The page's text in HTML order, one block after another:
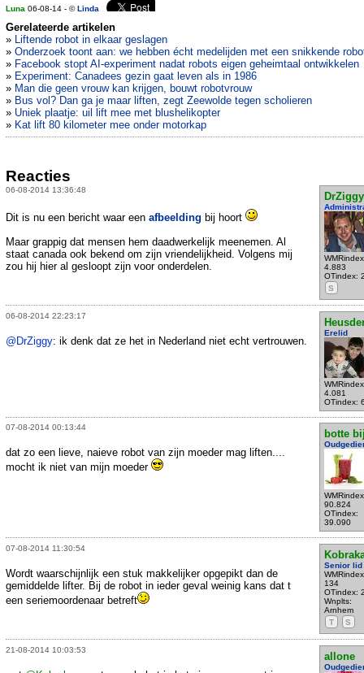
Luna 06-08-14 - ©Linda
Gerelateerde artikelen
» Liftende robot in elkaar geslagen
» Onderzoek toont aan: we hebben écht medelijden met een snikkende
» Facebook stopt AI-experiment nadat robots eigen geheimtaal ontwikkelen
» Experiment: Canadees gezin gaat leven als in 1986
» Man die geen vrouw kan krijgen, bouwt robotvrouw
» Bus vol? Dan ga je maar liften, zegt Zeewolde tegen scholieren
» Uniek plaatje: uil lift mee met blushelikopter
» Kat lift 80 kilometer mee onder motorkap
Reacties
06-08-2014 13:36:48
DrZiggy
4.883
OTindex:
S
Dit is nu een bericht waar een afbeelding bij hoort
Maar grappig dat mensen hem daadwerkelijk meenemen. Al
staat canada ook bekend om zijn vriendelijkheid. Volgens mij
zou hij hier al gesloopt zijn voor onderdelen.
06-08-2014 22:23:17
Erelid
4.081
OTindex:
@DrZiggy: ik denk dat ze het in Nederland niet echt vertrouwen.
07-08-2014 00:13:44
botte
90.824
OTindex:
39.090
dat zo een lieve, naieve robot van zijn moeder mag liften....
mocht ik niet van mijn moeder
07-08-2014 11:30:54
Senior lid
134
OTindex:
Wnplts:
Arnhem
T
S
Wordt waarschijnlijk een stuk makkelijker opgepikt dan de
gemiddelde lifter. Bij de robot in ieder geval weinig kans dat t
een seriemoordenaar betreft
21-08-2014 10:03:53
allone